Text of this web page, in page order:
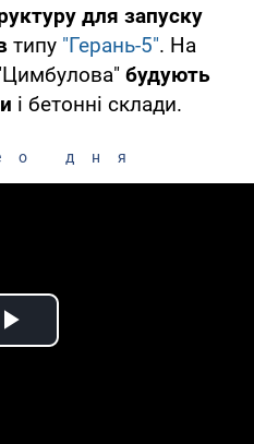
для запуску
типу "Герань-5". На
будують
і бетонні склади.
дня
Play Video